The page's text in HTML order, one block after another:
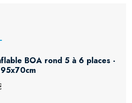
BOA rond 5 à 6 places -